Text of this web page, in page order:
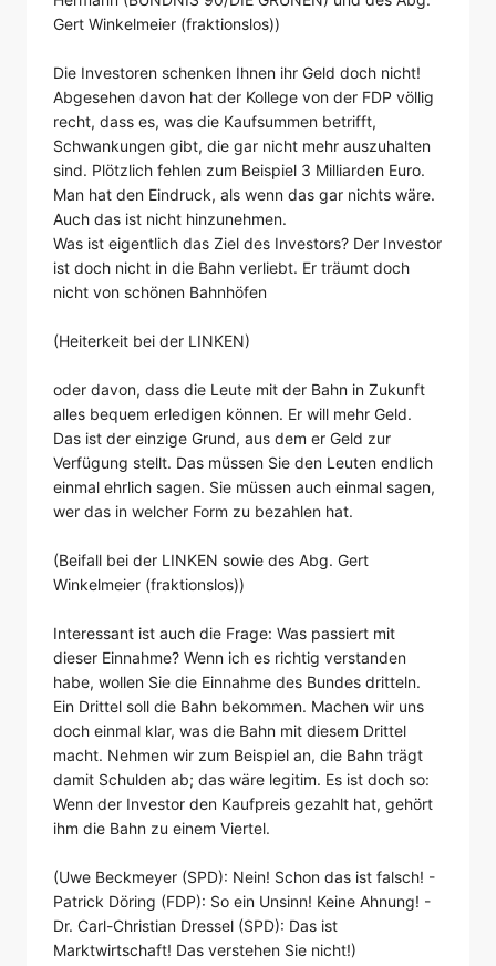
Gert Winkelmeier (fraktionslos))
Die Investoren schenken Ihnen ihr Geld doch nicht!
Abgesehen davon hat der Kollege von der FDP völlig
recht, dass es, was die Kaufsummen betrifft,
Schwankungen gibt, die gar nicht mehr auszuhalten
sind. Plötzlich fehlen zum Beispiel 3 Milliarden Euro.
Man hat den Eindruck, als wenn das gar nichts wäre.
Auch das ist nicht hinzunehmen.
Was ist eigentlich das Ziel des Investors? Der Investor
ist doch nicht in die Bahn verliebt. Er träumt doch
nicht von schönen Bahnhöfen
(Heiterkeit bei der LINKEN)
oder davon, dass die Leute mit der Bahn in Zukunft
alles bequem erledigen können. Er will mehr Geld.
Das ist der einzige Grund, aus dem er Geld zur
Verfügung stellt. Das müssen Sie den Leuten endlich
einmal ehrlich sagen. Sie müssen auch einmal sagen,
wer das in welcher Form zu bezahlen hat.
(Beifall bei der LINKEN sowie des Abg. Gert
Winkelmeier (fraktionslos))
Interessant ist auch die Frage: Was passiert mit
dieser Einnahme? Wenn ich es richtig verstanden
habe, wollen Sie die Einnahme des Bundes dritteln.
Ein Drittel soll die Bahn bekommen. Machen wir uns
doch einmal klar, was die Bahn mit diesem Drittel
macht. Nehmen wir zum Beispiel an, die Bahn trägt
damit Schulden ab; das wäre legitim. Es ist doch so:
Wenn der Investor den Kaufpreis gezahlt hat, gehört
ihm die Bahn zu einem Viertel.
(Uwe Beckmeyer (SPD): Nein! Schon das ist falsch! -
Patrick Döring (FDP): So ein Unsinn! Keine Ahnung! -
Dr. Carl-Christian Dressel (SPD): Das ist
Marktwirtschaft! Das verstehen Sie nicht!)